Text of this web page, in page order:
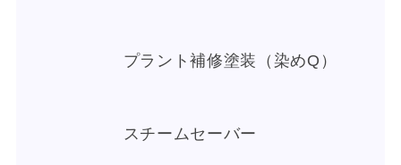
プラント補修塗装（染めQ）
スチームセーバー